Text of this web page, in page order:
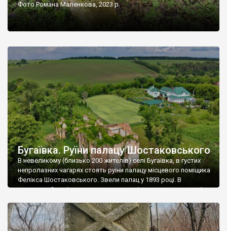
Фото Романа Маленкова, 2023 р.
Бугаївка. Руїни палацу Шостаковського
В невеликому (близько 200 жителів) селі Бугаївка, в густих
непролазних чагарях стоять руїни палацу місцевого поміщика
Фелікса Шостаковського. Звели палац у 1893 році. В
радянський період у ньому спочатку містилася школа, потім
століття тут розмістили туберкульозну лікарню. Коли із
палацу виїхала лікарня – ми точно не […]